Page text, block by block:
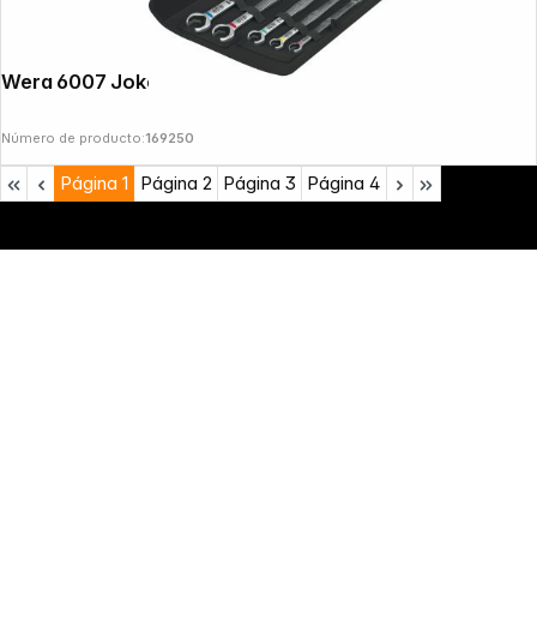
Wera 6007 Joker 5 Set 1
Número de producto:169250
Página 1 Página 2 Página 3 Página 4